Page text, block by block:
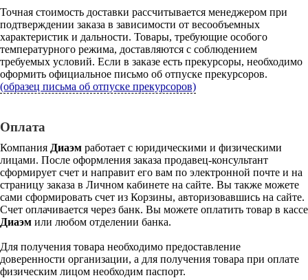
Точная стоимость доставки рассчитывается менеджером при
подтверждении заказа в зависимости от весообъемных
характеристик и дальности. Товары, требующие особого
температурного режима, доставляются с соблюдением
требуемых условий. Если в заказе есть прекурсоры, необходимо
оформить официальное письмо об отпуске прекурсоров.
(образец письма об отпуске прекурсоров)
Оплата
Компания Диаэм работает с юридическими и физическими
лицами. После оформления заказа продавец-консультант
сформирует счет и направит его вам по электронной почте и на
страницу заказа в Личном кабинете на сайте. Вы также можете
сами сформировать счет из Корзины, авторизовавшись на сайте.
Счет оплачивается через банк. Вы можете оплатить товар в кассе
Диаэм или любом отделении банка.
Для получения товара необходимо предоставление
доверенности организации, а для получения товара при оплате
физическим лицом необходим паспорт.